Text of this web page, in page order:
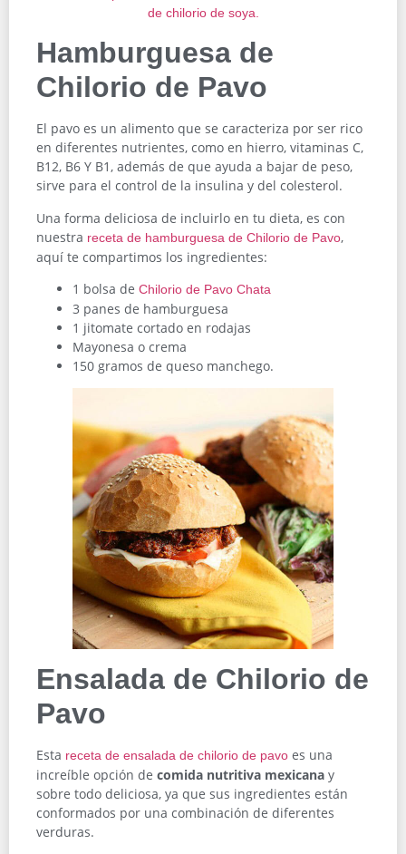
Hamburguesa de
Chilorio de Pavo
El pavo es un alimento que se caracteriza por ser rico
en diferentes nutrientes, como en hierro, vitaminas C,
B12, B6 Y B1, además de que ayuda a bajar de peso,
sirve para el control de la insulina y del colesterol.
Una forma deliciosa de incluirlo en tu dieta, es con
nuestra receta de hamburguesa de Chilorio de Pavo,
aquí te compartimos los ingredientes:
1 bolsa de Chilorio de Pavo Chata
3 panes de hamburguesa
1 jitomate cortado en rodajas
Mayonesa o crema
150 gramos de queso manchego.
Ensalada de Chilorio de
Pavo
Esta receta de ensalada de chilorio de pavo es una
increíble opción de comida nutritiva mexicana y
sobre todo deliciosa, ya que sus ingredientes están
conformados por una combinación de diferentes
verduras.